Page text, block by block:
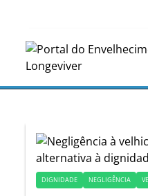
DIGNIDADE NEGLIGÊNCIA